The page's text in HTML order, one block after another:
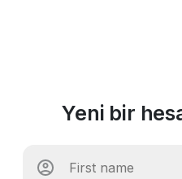
Yeni bir